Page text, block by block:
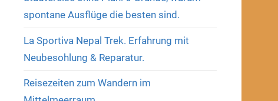
spontane Ausflüge die besten sind.
La Sportiva Nepal Trek. Erfahrung mit
Neubesohlung & Reparatur.
Reisezeiten zum Wandern im